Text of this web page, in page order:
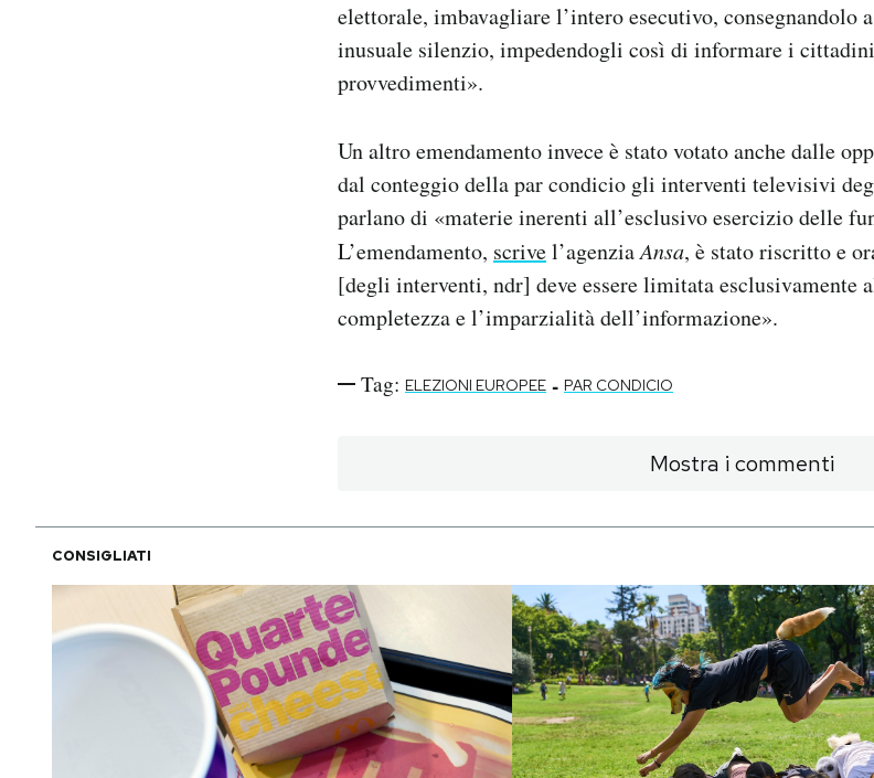
elettorale, imbavagliare l’intero esecutivo, consegnandolo
inusuale silenzio, impedendogli così di informare i
provvedimenti».
Un altro emendamento invece è stato votato anche dalle
dal conteggio della par condicio gli interventi televisivi
parlano di «materie inerenti all’esclusivo esercizio delle
L’emendamento, scrivel’agenziaAnsa, è stato riscritto e
[degli interventi, ndr] deve essere limitata esclusivamente
completezza e l’imparzialità dell’informazione».
Tag: ELEZIONI EUROPEE - PAR CONDICIO
Mostra i commenti
CONSIGLIATI